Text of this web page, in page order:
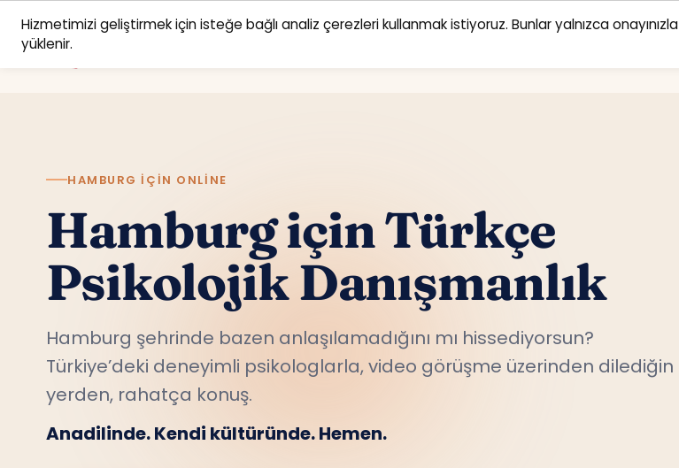
HAMBURG IÇIN ONLINE
Hamburg için Türkçe
Psikolojik Danışmanlık
Hamburg şehrinde bazen anlaşılamadığını mı hissediyorsun?
Türkiye’deki deneyimli psikologlarla, video görüşme üzerinden dilediğin
yerden, rahatça konuş.
Anadilinde. Kendi kültüründe. Hemen.
Hizmetimizi geliştirmek için isteğe bağlı analiz çerezleri kullanmak istiyoruz. Bunlar yalnızca onayınızla
yüklenir.